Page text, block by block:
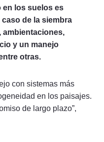
en los suelos es
de la siembra
ambientaciones,
y un manejo
otras.
con sistemas más
en los paisajes.
de largo plazo”,